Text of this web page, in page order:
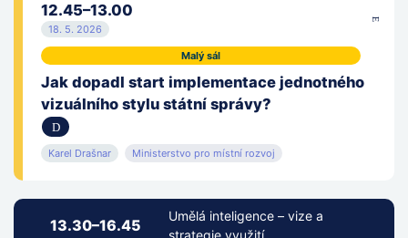
12.45–13.00
18. 5. 2026
Malý sál
Jak dopadl start implementace jednotného
vizuálního stylu státní správy?
Karel Drašnar Ministerstvo pro místní rozvoj
13.30–16.45
Umělá inteligence – vize a
strategie využití